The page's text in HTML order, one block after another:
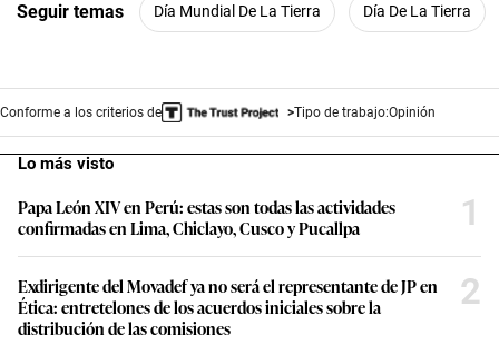
Seguir temas Día Mundial De La Tierra Día De La Tierra
Conforme a los criterios de Tipo de trabajo:Opinión
Lo más visto
Papa León XIV en Perú: estas son todas las actividades
confirmadas en Lima, Chiclayo, Cusco y Pucallpa
1
Exdirigente del Movadef ya no será el representante de JP en
Ética: entretelones de los acuerdos iniciales sobre la
distribución de las comisiones
2